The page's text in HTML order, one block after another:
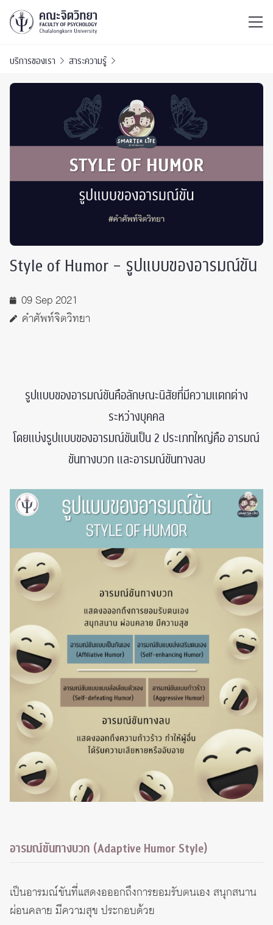
บริการของเรา สาระความรู้
Style of Humor – รูปแบบของอารมณ์ขัน
09 Sep 2021
คำศัพท์จิตวิทยา
รูปแบบของอารมณ์ขันคือลักษณะนิสัยที่มีความแตกต่าง
ระหว่างบุคคล
โดยแบ่งรูปแบบของอารมณ์ขันเป็น 2 ประเภทใหญ่คือ อารมณ์
ขันทางบวก และอารมณ์ขันทางลบ
อารมณ์ขันทางบวก (Adaptive Humor Style)
เป็นอารมณ์ขันที่แสดงอออกถึงการยอมรับตนเอง สนุกสนาน
ผ่อนคลาย มีความสุข ประกอบด้วย